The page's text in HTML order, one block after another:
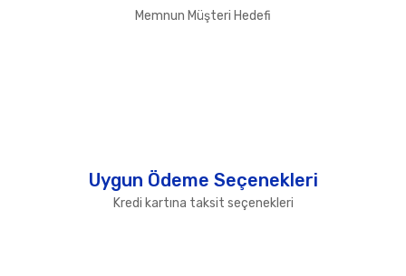
Memnun Müşteri Hedefi
Uygun Ödeme Seçenekleri
Kredi kartına taksit seçenekleri